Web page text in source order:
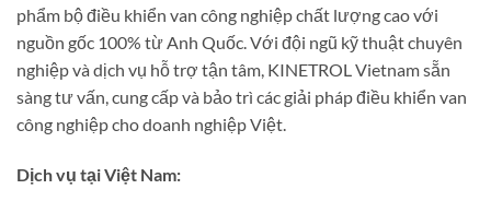
phẩm bộ điều khiển van công nghiệp chất lượng cao với
nguồn gốc 100% từ Anh Quốc. Với đội ngũ kỹ thuật chuyên
nghiệp và dịch vụ hỗ trợ tận tâm, KINETROL Vietnam sẵn
sàng tư vấn, cung cấp và bảo trì các giải pháp điều khiển van
công nghiệp cho doanh nghiệp Việt.
Dịch vụ tại Việt Nam: